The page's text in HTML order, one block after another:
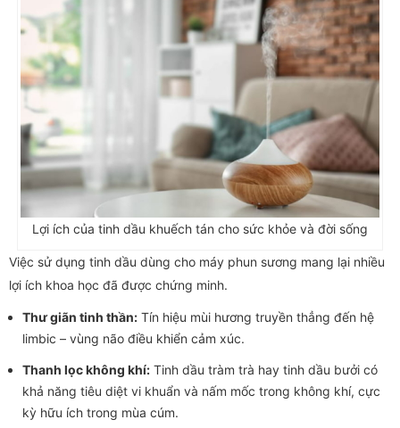
Lợi ích của tinh dầu khuếch tán cho sức khỏe và đời sống
Việc sử dụng tinh dầu dùng cho máy phun sương mang lại nhiều
lợi ích khoa học đã được chứng minh.
Thư giãn tinh thần: Tín hiệu mùi hương truyền thẳng đến hệ
limbic – vùng não điều khiển cảm xúc.
Thanh lọc không khí: Tinh dầu tràm trà hay tinh dầu bưởi có
khả năng tiêu diệt vi khuẩn và nấm mốc trong không khí, cực
kỳ hữu ích trong mùa cúm.